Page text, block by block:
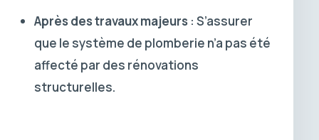
Après des travaux majeurs : S’assurer
que le système de plomberie n’a pas été
affecté par des rénovations
structurelles.